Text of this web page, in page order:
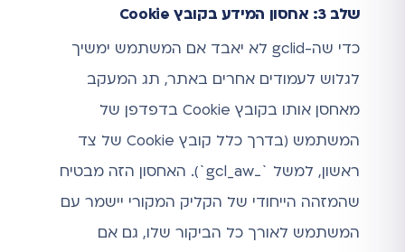
שלב 3: אחסון המידע בקובץ Cookie
כדי שה-gclid לא יאבד אם המשתמש ימשיך
לגלוש לעמודים אחרים באתר, תג המעקב
מאחסן אותו בקובץ Cookie בדפדפן של
המשתמש (בדרך כלל קובץ Cookie של צד
ראשון, למשל `_gcl_aw`). האחסון הזה מבטיח
שהמזהה הייחודי של הקליק המקורי יישמר עם
המשתמש לאורך כל הביקור שלו, גם אם